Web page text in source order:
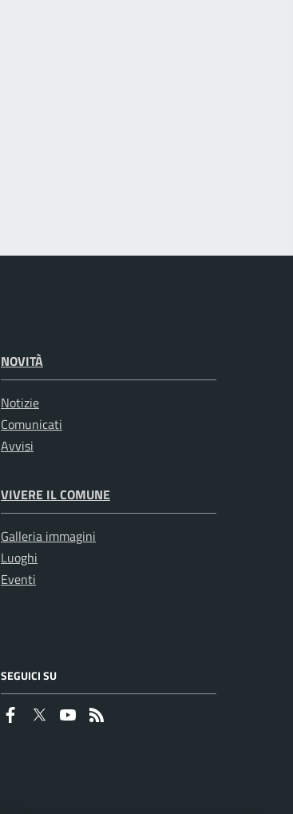
NOVITÀ
Notizie
Comunicati
Avvisi
VIVERE IL COMUNE
Galleria immagini
Luoghi
Eventi
SEGUICI SU
Faceboook
Twitter Youtube